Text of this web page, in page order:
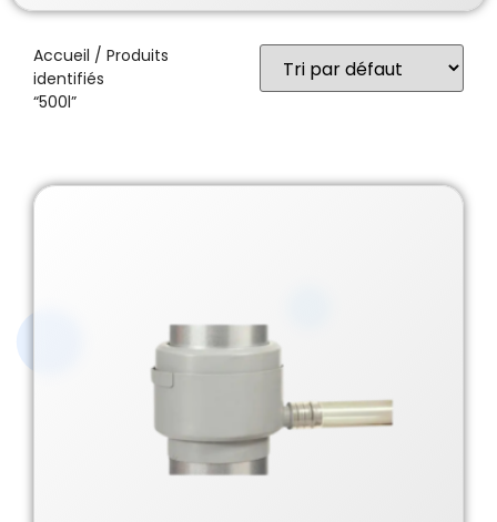
Accueil / Produits
identifiés
“500l”